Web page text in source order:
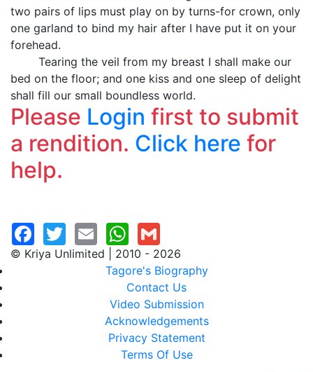
two pairs of lips must play on by turns-for crown, only
one garland to bind my hair after I have put it on your
forehead.
Tearing the veil from my breast I shall make our
bed on the floor; and one kiss and one sleep of delight
shall fill our small boundless world.
Please Login first to submit
a rendition. Click here for
help.
© Kriya Unlimited | 2010 - 2026
Tagore's Biography
Contact Us
Video Submission
Acknowledgements
Privacy Statement
Terms Of Use